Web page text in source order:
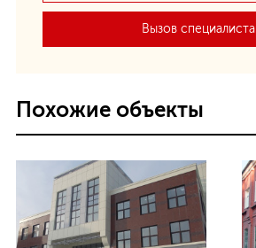
Вызов специалиста
Похожие объекты